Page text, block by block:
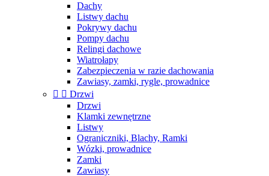
Dachy
Listwy dachu
Pokrywy dachu
Pompy dachu
Relingi dachowe
Wiatrołapy
Zabezpieczenia w razie dachowania
Zawiasy, zamki, rygle, prowadnice
  Drzwi
Drzwi
Klamki zewnętrzne
Listwy
Ograniczniki, Blachy, Ramki
Wózki, prowadnice
Zamki
Zawiasy